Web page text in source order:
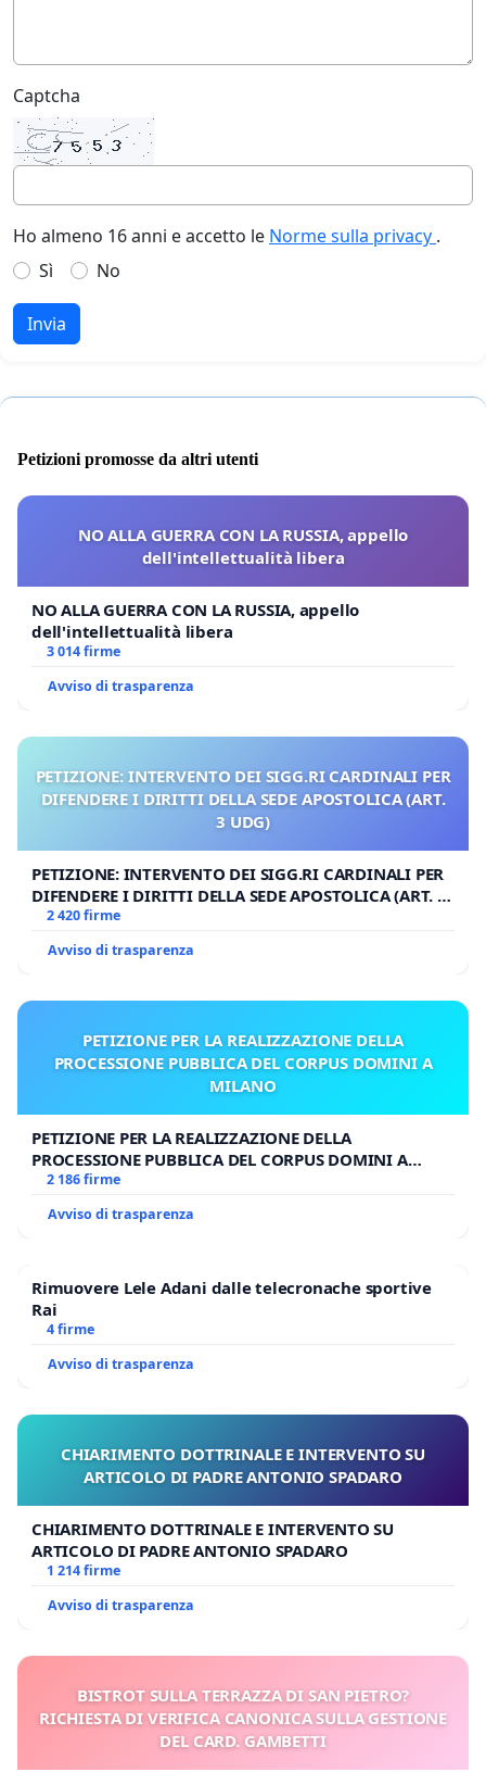
Captcha
Ho almeno 16 anni e accetto le Norme sulla privacy .
Sì
No
Invia
Petizioni promosse da altri utenti
NO ALLA GUERRA CON LA RUSSIA, appello
dell'intellettualità libera
NO ALLA GUERRA CON LA RUSSIA, appello
dell'intellettualità libera
3 014 firme
Avviso di trasparenza
PETIZIONE: INTERVENTO DEI SIGG.RI CARDINALI PER
DIFENDERE I DIRITTI DELLA SEDE APOSTOLICA (ART.
3 UDG)
PETIZIONE: INTERVENTO DEI SIGG.RI CARDINALI PER
DIFENDERE I DIRITTI DELLA SEDE APOSTOLICA (ART. 3
UDG)
2 420 firme
Avviso di trasparenza
PETIZIONE PER LA REALIZZAZIONE DELLA
PROCESSIONE PUBBLICA DEL CORPUS DOMINI A
MILANO
PETIZIONE PER LA REALIZZAZIONE DELLA
PROCESSIONE PUBBLICA DEL CORPUS DOMINI A
MILANO
2 186 firme
Avviso di trasparenza
Rimuovere Lele Adani dalle telecronache sportive
Rai
4 firme
Avviso di trasparenza
CHIARIMENTO DOTTRINALE E INTERVENTO SU
ARTICOLO DI PADRE ANTONIO SPADARO
CHIARIMENTO DOTTRINALE E INTERVENTO SU
ARTICOLO DI PADRE ANTONIO SPADARO
1 214 firme
Avviso di trasparenza
BISTROT SULLA TERRAZZA DI SAN PIETRO?
RICHIESTA DI VERIFICA CANONICA SULLA GESTIONE
DEL CARD. GAMBETTI